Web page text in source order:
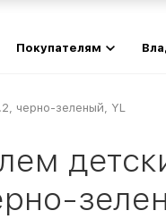
Покупателям
черно-зеленый, YL